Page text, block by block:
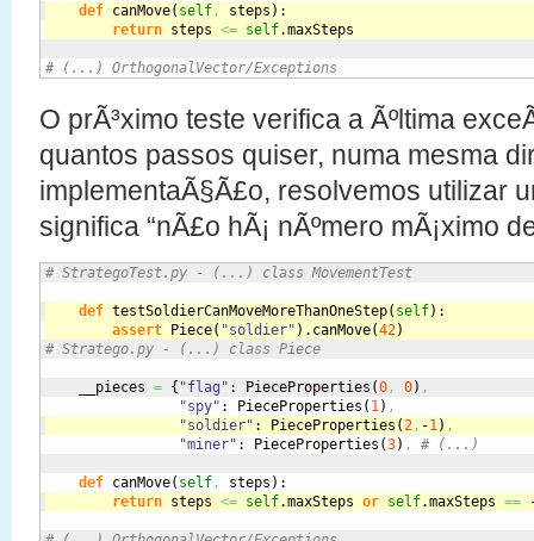
def canMove( self , steps ) :
return steps <= self.maxSteps
# (...) OrthogonalVector/Exceptions
O prÃ³ximo teste verifica a Ãºltima
quantos passos quiser, numa mesma
implementaÃ§Ã£o, resolvemos utilizar
significa “nÃ£o hÃ¡ nÃºmero mÃ¡ximo
# StrategoTest.py - (...) class MovementTest
def testSoldierCanMoveMoreThanOneStep( self) :
assert Piece( "soldier" ) . canMove(42)
# Stratego.py - (...) class Piece
    __pieces
= { "flag" : PieceProperties (0, 0) ,
"spy" : PieceProperties ( 1) ,
"soldier" : PieceProperties ( 2, -1) ,
"miner" : PieceProperties (3) , # (...)
def canMove( self, steps )
return steps <= self.maxSteps or self.maxSteps ==